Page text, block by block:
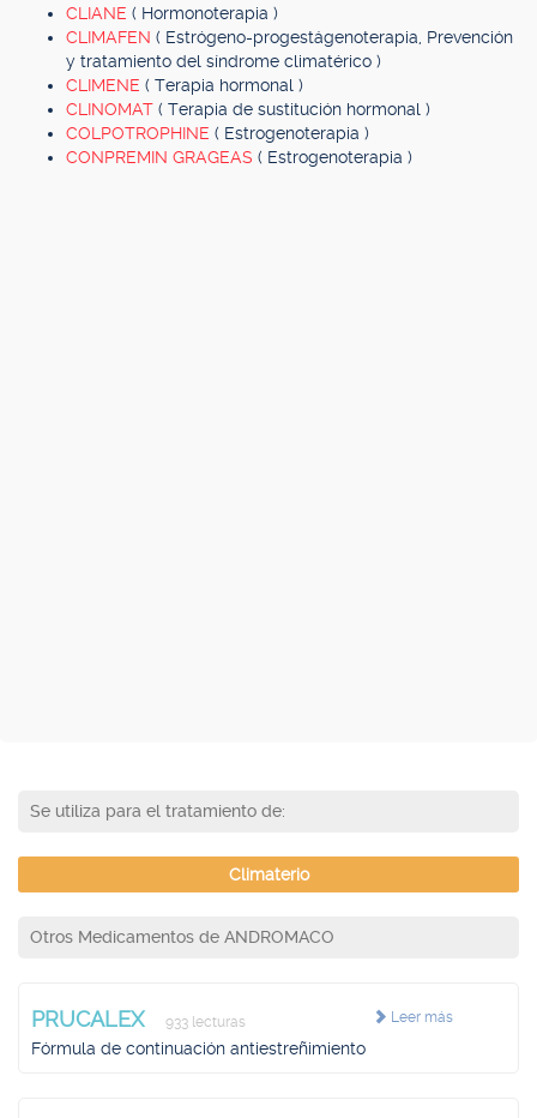
CLIANE ( Hormonoterapia )
CLIMAFEN ( Estrógeno-progestágenoterapia, Prevención
y tratamiento del síndrome climatérico )
CLIMENE ( Terapia hormonal )
CLINOMAT ( Terapia de sustitución hormonal )
COLPOTROPHINE ( Estrogenoterapia )
CONPREMIN GRAGEAS ( Estrogenoterapia )
Se utiliza para el tratamiento de:
Climaterio
Otros Medicamentos de ANDROMACO
Leer más
PRUCALEX 933 lecturas
Fórmula de continuación antiestreñimiento